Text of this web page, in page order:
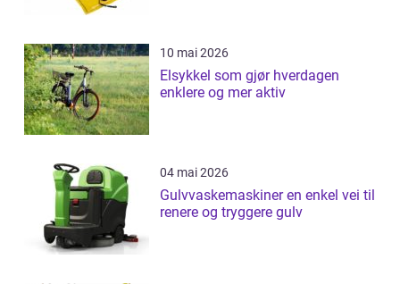
10 mai 2026
Elsykkel som gjør hverdagen
enklere og mer aktiv
04 mai 2026
Gulvvaskemaskiner en enkel vei til
renere og tryggere gulv